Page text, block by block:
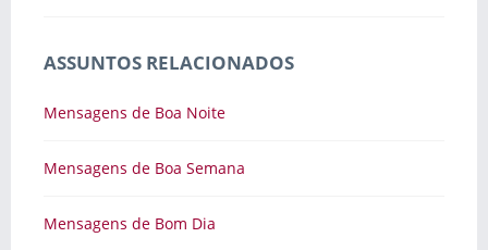
ASSUNTOS RELACIONADOS
Mensagens de Boa Noite
Mensagens de Boa Semana
Mensagens de Bom Dia